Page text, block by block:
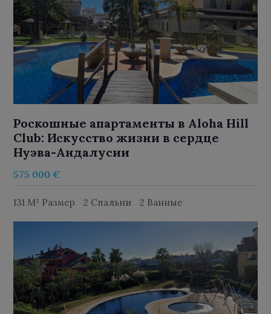
Роскошные апартаменты в Aloha Hill
Club: Искусство жизни в сердце
Нуэва-Андалусии
575 000 €
131 M² Размер 2 Спальни 2 Ванные